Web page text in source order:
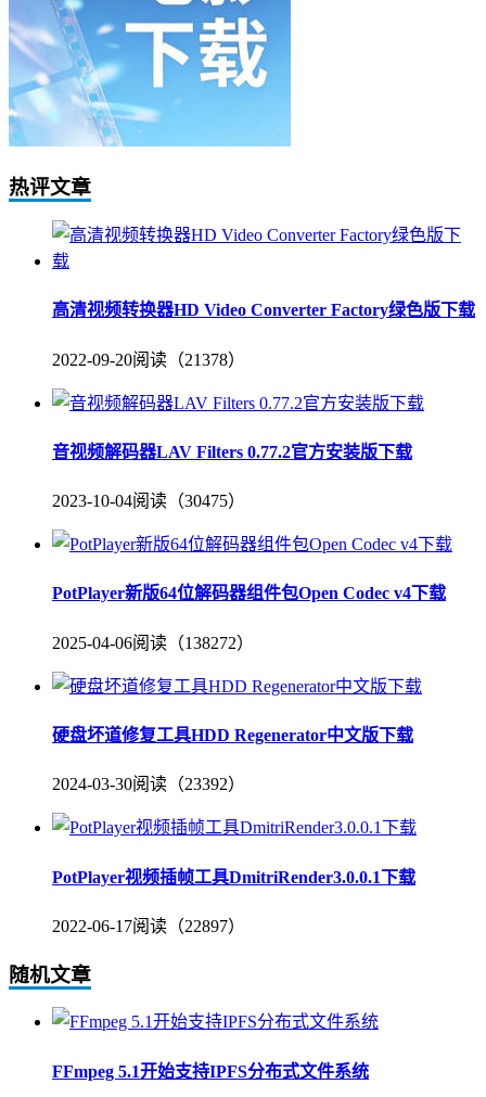
热评文章
高清视频转换器HD Video Converter Factory绿色版下载
2022-09-20阅读（21378）
音视频解码器LAV Filters 0.77.2官方安装版下载
2023-10-04阅读（30475）
PotPlayer新版64位解码器组件包Open Codec v4下载
2025-04-06阅读（138272）
硬盘坏道修复工具HDD Regenerator中文版下载
2024-03-30阅读（23392）
PotPlayer视频插帧工具DmitriRender3.0.0.1下载
2022-06-17阅读（22897）
随机文章
FFmpeg 5.1开始支持IPFS分布式文件系统